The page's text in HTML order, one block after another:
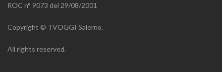
ROC n° 9073 del 29/08/2001
Copyright © TVOGGI Salerno.
All rights reserved.